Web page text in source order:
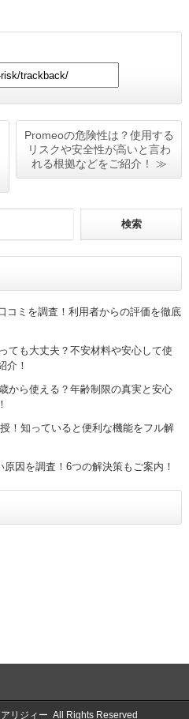
Promeoの危険性は？使用する
リスクや安全性が高いと言わ
れる根拠などをご紹介！ ≫
コミを調査！利用者からの評価を徹底
ても大丈夫？不安材料や安心して使
介！
から使える？年齢制限の真実と安心
！知っていると便利な機能をフル解
因を調査！6つの解決策もご案内！
リジィー All Rights Reserved